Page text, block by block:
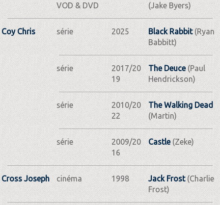
VOD & DVD
(Jake Byers)
Coy Chris série 2025 Black Rabbit(Ryan
Babbitt)
série
2017/20
19
The Deuce(Paul
Hendrickson)
série
2010/20
22
The Walking Dead
(Martin)
série
2009/20
16
Castle(Zeke)
Cross Joseph cinéma 1998 Jack Frost(Charlie
Frost)